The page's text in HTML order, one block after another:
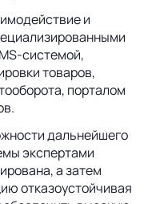
и
системой,
товаров,
порталом
дальнейшего
экспертами
а затем
отказоустойчивая